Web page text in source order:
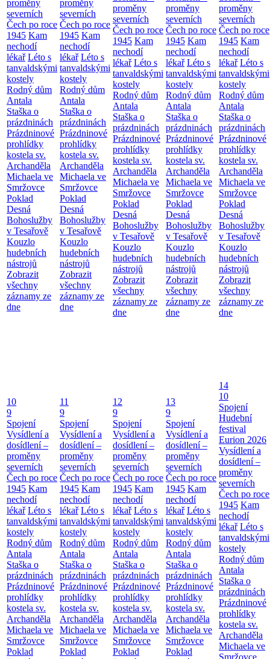
proměny
severních
Čech po roce
1945 Kam
nechodí
lékař Léto s
tanvaldskými
kostely
Rodný dům
Antala
Staška o
prázdninách
Prázdninové
prohlídky
kostela sv.
Archanděla
Michaela ve
Smržovce
Poklad
Desná
Bohoslužby
v Tesařově
Kouzlo
hudebních
nástrojů
Zobrazit
všechny
záznamy ze
dne
proměny
severních
Čech po roce
1945 Kam
nechodí
lékař Léto s
tanvaldskými
kostely
Rodný dům
Antala
Staška o
prázdninách
Prázdninové
prohlídky
kostela sv.
Archanděla
Michaela ve
Smržovce
Poklad
Desná
Bohoslužby
v Tesařově
Kouzlo
hudebních
nástrojů
Zobrazit
všechny
záznamy ze
dne
proměny
severních
Čech po roce
1945 Kam
nechodí
lékař Léto s
tanvaldskými
kostely
Rodný dům
Antala
Staška o
prázdninách
Prázdninové
prohlídky
kostela sv.
Archanděla
Michaela ve
Smržovce
Poklad
Desná
Bohoslužby
v Tesařově
Kouzlo
hudebních
nástrojů
Zobrazit
všechny
záznamy ze
dne
proměny
severních
Čech po roce
1945 Kam
nechodí
lékař Léto s
tanvaldskými
kostely
Rodný dům
Antala
Staška o
prázdninách
Prázdninové
prohlídky
kostela sv.
Archanděla
Michaela ve
Smržovce
Poklad
Desná
Bohoslužby
v Tesařově
Kouzlo
hudebních
nástrojů
Zobrazit
všechny
záznamy ze
dne
proměny
severních
Čech po roce
1945 Kam
nechodí
lékař Léto s
tanvaldskými
kostely
Rodný dům
Antala
Staška o
prázdninách
Prázdninové
prohlídky
kostela sv.
Archanděla
Michaela ve
Smržovce
Poklad
Desná
Bohoslužby
v Tesařově
Kouzlo
hudebních
nástrojů
Zobrazit
všechny
záznamy ze
dne
10
9
Spojení
Vysídlení a
dosídlení –
proměny
severních
Čech po roce
1945 Kam
nechodí
lékař Léto s
tanvaldskými
kostely
Rodný dům
Antala
Staška o
prázdninách
Prázdninové
prohlídky
kostela sv.
Archanděla
Michaela ve
Smržovce
Poklad
11
9
Spojení
Vysídlení a
dosídlení –
proměny
severních
Čech po roce
1945 Kam
nechodí
lékař Léto s
tanvaldskými
kostely
Rodný dům
Antala
Staška o
prázdninách
Prázdninové
prohlídky
kostela sv.
Archanděla
Michaela ve
Smržovce
Poklad
12
9
Spojení
Vysídlení a
dosídlení –
proměny
severních
Čech po roce
1945 Kam
nechodí
lékař Léto s
tanvaldskými
kostely
Rodný dům
Antala
Staška o
prázdninách
Prázdninové
prohlídky
kostela sv.
Archanděla
Michaela ve
Smržovce
Poklad
13
9
Spojení
Vysídlení a
dosídlení –
proměny
severních
Čech po roce
1945 Kam
nechodí
lékař Léto s
tanvaldskými
kostely
Rodný dům
Antala
Staška o
prázdninách
Prázdninové
prohlídky
kostela sv.
Archanděla
Michaela ve
Smržovce
Poklad
14
10
Spojení
Hudební
festival
Eurion 2026
Vysídlení a
dosídlení –
proměny
severních
Čech po roce
1945 Kam
nechodí
lékař Léto s
tanvaldskými
kostely
Rodný dům
Antala
Staška o
prázdninách
Prázdninové
prohlídky
kostela sv.
Archanděla
Michaela ve
Smržovce